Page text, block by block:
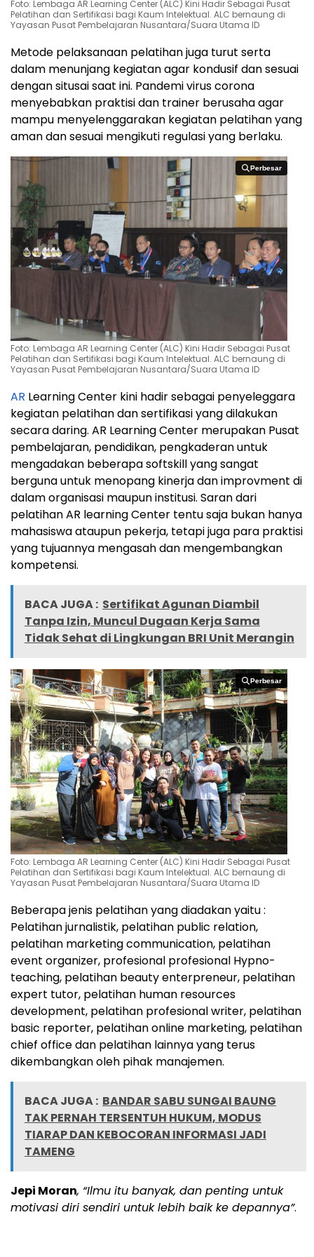
Foto: Lembaga AR Learning Center (ALC) Kini Hadir Sebagai Pusat
Pelatihan dan Sertifikasi bagi Kaum Intelektual. ALC bernaung di
Yayasan Pusat Pembelajaran Nusantara/Suara Utama ID
Metode pelaksanaan pelatihan juga turut serta
dalam menunjang kegiatan agar kondusif dan sesuai
dengan situsai saat ini. Pandemi virus corona
menyebabkan praktisi dan trainer berusaha agar
mampu menyelenggarakan kegiatan pelatihan yang
aman dan sesuai mengikuti regulasi yang berlaku.
Perbesar
Perbesar
Foto: Lembaga AR Learning Center (ALC) Kini Hadir Sebagai Pusat
Pelatihan dan Sertifikasi bagi Kaum Intelektual. ALC bernaung di
Yayasan Pusat Pembelajaran Nusantara/Suara Utama ID
AR Learning Center kini hadir sebagai penyeleggara
kegiatan pelatihan dan sertifikasi yang dilakukan
secara daring. AR Learning Center merupakan Pusat
pembelajaran, pendidikan, pengkaderan untuk
mengadakan beberapa softskill yang sangat
berguna untuk menopang kinerja dan improvment di
dalam organisasi maupun institusi. Saran dari
pelatihan AR learning Center tentu saja bukan hanya
mahasiswa ataupun pekerja, tetapi juga para praktisi
yang tujuannya mengasah dan mengembangkan
kompetensi.
BACA JUGA : Sertifikat Agunan Diambil
Tanpa Izin, Muncul Dugaan Kerja Sama
Tidak Sehat di Lingkungan BRI Unit Merangin
Perbesar
Perbesar
Foto: Lembaga AR Learning Center (ALC) Kini Hadir Sebagai Pusat
Pelatihan dan Sertifikasi bagi Kaum Intelektual. ALC bernaung di
Yayasan Pusat Pembelajaran Nusantara/Suara Utama ID
Beberapa jenis pelatihan yang diadakan yaitu :
Pelatihan jurnalistik, pelatihan public relation,
pelatihan marketing communication, pelatihan
event organizer, profesional profesional Hypno-
teaching, pelatihan beauty enterpreneur, pelatihan
expert tutor, pelatihan human resources
development, pelatihan profesional writer, pelatihan
basic reporter, pelatihan online marketing, pelatihan
chief office dan pelatihan lainnya yang terus
dikembangkan oleh pihak manajemen.
BACA JUGA : BANDAR SABU SUNGAI BAUNG
TAK PERNAH TERSENTUH HUKUM, MODUS
TIARAP DAN KEBOCORAN INFORMASI JADI
TAMENG
Jepi Moran, “Ilmu itu banyak, dan penting untuk
motivasi diri sendiri untuk lebih baik ke depannya”.